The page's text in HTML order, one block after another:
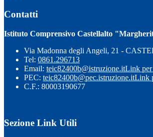
Contatti
Istituto Comprensivo Castellalto
Via Madonna degli Angeli, 21 -
Tel: 0861.296713
Email: teic82400b@istruzione.itLink per
PEC: teic82400b@pec.istruzione.itLink
C.F.: 80003190677
Sezione Link Utili